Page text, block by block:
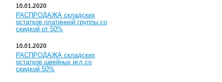
10.01.2020
РАСПРОДАЖА складских
остатков платинной группы со
скидкой от 50%
10.01.2020
РАСПРОДАЖА складских
остатков швейных игл со
скидкой 50%